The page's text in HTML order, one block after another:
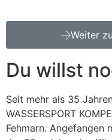
Weiter
Du willst
Seit mehr als 35
WASSERSPORT
Fehmarn. Angefangen